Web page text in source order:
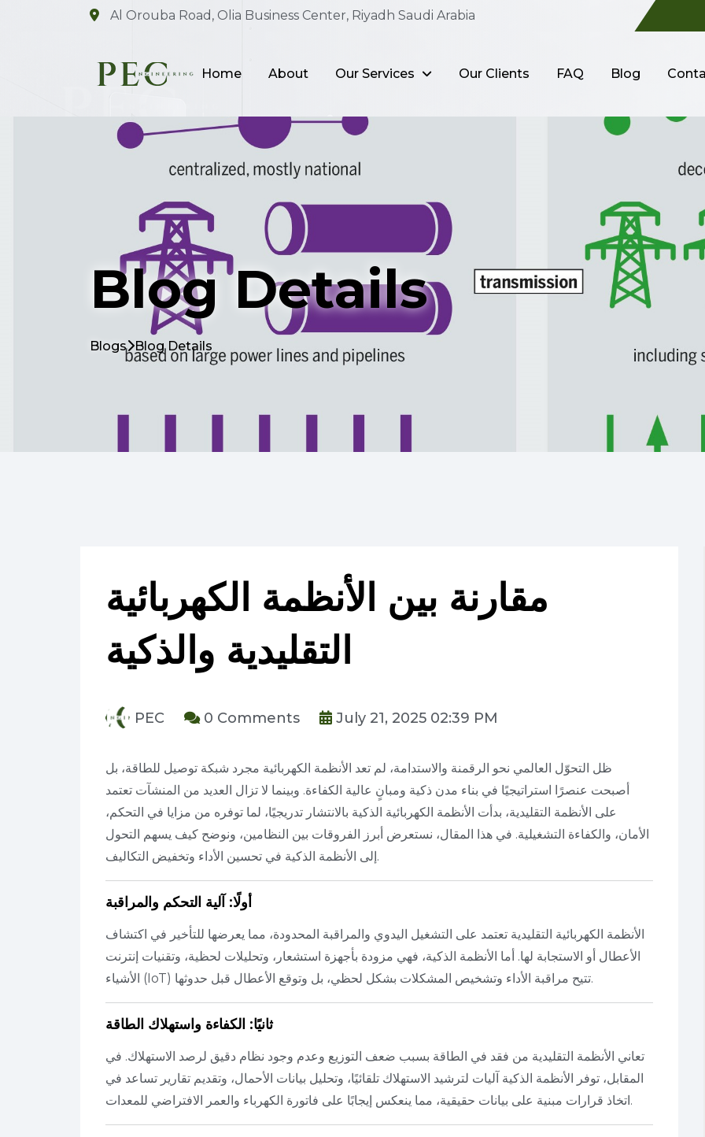
Al Orouba Road, Olia Business Center, Riyadh Saudi Arabia
Home About Our Services Our Clients FAQ Blog
Blog Details
Blogs Blog Details
مقارنة بين الأنظمة الكهربائية
التقليدية والذكية
PEC 0 Comments July 21, 2025 02:39 PM
ظل التحوّل العالمي نحو الرقمنة والاستدامة، لم تعد الأنظمة الكهربائية مجرد شبكة توصيل للطاقة، بل
أصبحت عنصرًا استراتيجيًا في بناء مدن ذكية ومبانٍ عالية الكفاءة. وبينما لا تزال العديد من المنشآت تعتمد
على الأنظمة التقليدية، بدأت الأنظمة الكهربائية الذكية بالانتشار تدريجيًا، لما توفره من مزايا في التحكم،
الأمان، والكفاءة التشغيلية. في هذا المقال، نستعرض أبرز الفروقات بين النظامين، ونوضح كيف يسهم التحول
إلى الأنظمة الذكية في تحسين الأداء وتخفيض التكاليف.
أولًا: آلية التحكم والمراقبة
الأنظمة الكهربائية التقليدية تعتمد على التشغيل اليدوي والمراقبة المحدودة، مما يعرضها للتأخير في اكتشاف
الأعطال أو الاستجابة لها. أما الأنظمة الذكية، فهي مزودة بأجهزة استشعار، وتحليلات لحظية، وتقنيات إنترنت
الأشياء (IoT) تتيح مراقبة الأداء وتشخيص المشكلات بشكل لحظي، بل وتوقع الأعطال قبل حدوثها.
ثانيًا: الكفاءة واستهلاك الطاقة
تعاني الأنظمة التقليدية من فقد في الطاقة بسبب ضعف التوزيع وعدم وجود نظام دقيق لرصد الاستهلاك. في
المقابل، توفر الأنظمة الذكية آليات لترشيد الاستهلاك تلقائيًا، وتحليل بيانات الأحمال، وتقديم تقارير تساعد في
اتخاذ قرارات مبنية على بيانات حقيقية، مما ينعكس إيجابًا على فاتورة الكهرباء والعمر الافتراضي للمعدات.